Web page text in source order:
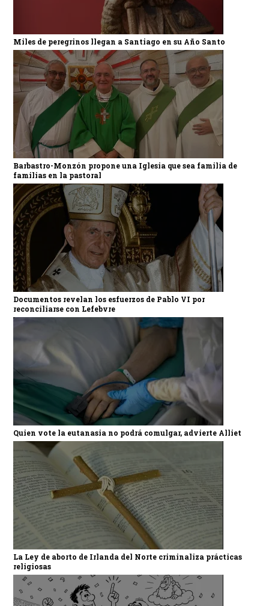
Miles de peregrinos llegan a Santiago en su Año Santo
Barbastro-Monzón propone una Iglesia que sea familia de
familias en la pastoral
Documentos revelan los esfuerzos de Pablo VI por
reconciliarse con Lefebvre
Quien vote la eutanasia no podrá comulgar, advierte Alliet
La Ley de aborto de Irlanda del Norte criminaliza prácticas
religiosas